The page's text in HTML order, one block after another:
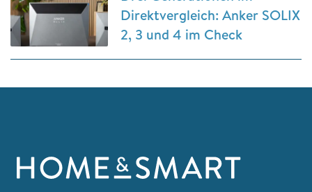
Direktvergleich: Anker SOLIX
2, 3 und 4 im Check